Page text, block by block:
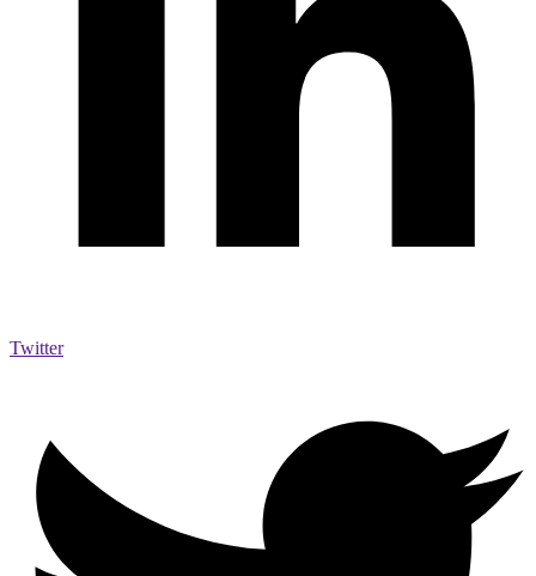
Twitter